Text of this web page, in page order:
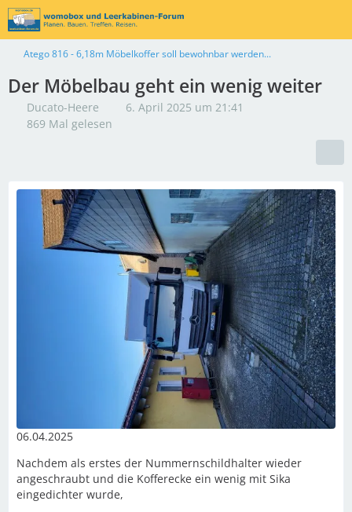
Atego 816 - 6,18m Möbelkoffer soll bewohnbar werden...
Der Möbelbau geht ein wenig weiter
Ducato-Heere
6. April 2025 um 21:41
869 Mal gelesen
06.04.2025
Nachdem als erstes der Nummernschildhalter wieder
angeschraubt und die Kofferecke ein wenig mit Sika
eingedichter wurde,